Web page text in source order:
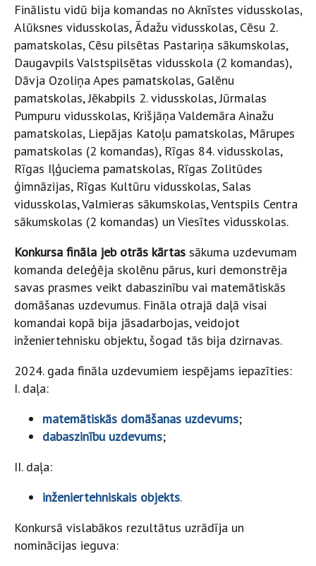
Finālistu vidū bija komandas no Aknīstes vidusskolas,
Alūksnes vidusskolas, Ādažu vidusskolas, Cēsu 2.
pamatskolas, Cēsu pilsētas Pastariņa sākumskolas,
Daugavpils Valstspilsētas vidusskola (2 komandas),
Dāvja Ozoliņa Apes pamatskolas, Galēnu
pamatskolas, Jēkabpils 2. vidusskolas, Jūrmalas
Pumpuru vidusskolas, Krišjāņa Valdemāra Ainažu
pamatskolas, Liepājas Katoļu pamatskolas, Mārupes
pamatskolas (2 komandas), Rīgas 84. vidusskolas,
Rīgas Iļģuciema pamatskolas, Rīgas Zolitūdes
ģimnāzijas, Rīgas Kultūru vidusskolas, Salas
vidusskolas, Valmieras sākumskolas, Ventspils Centra
sākumskolas (2 komandas) un Viesītes vidusskolas.
Konkursa fināla jeb otrās kārtas sākuma uzdevumam
komanda deleģēja skolēnu pārus, kuri demonstrēja
savas prasmes veikt dabaszinību vai matemātiskās
domāšanas uzdevumus. Fināla otrajā daļā visai
komandai kopā bija jāsadarbojas, veidojot
inženiertehnisku objektu, šogad tās bija dzirnavas.
2024. gada fināla uzdevumiem iespējams iepazīties:
I. daļa:
matemātiskās domāšanas uzdevums;
dabaszinību uzdevums;
II. daļa:
inženiertehniskais objekts.
Konkursā vislabākos rezultātus uzrādīja un
nominācijas ieguva: